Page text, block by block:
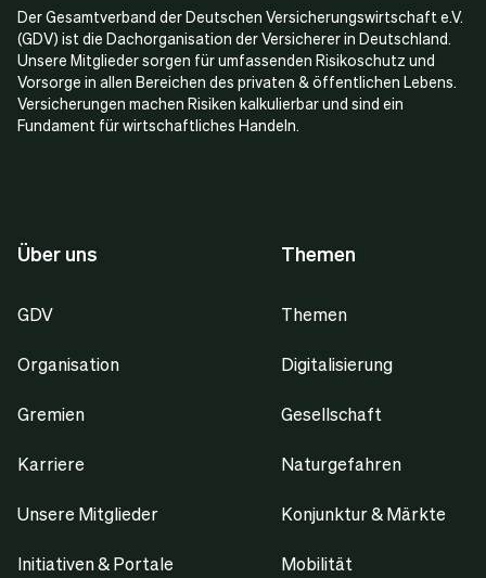
Der Gesamtverband der Deutschen Versicherungswirtschaft e.V.
(GDV) ist die Dachorganisation der Versicherer in Deutschland.
Unsere Mitglieder sorgen für umfassenden Risikoschutz und
Vorsorge in allen Bereichen des privaten & öffentlichen Lebens.
Versicherungen machen Risiken kalkulierbar und sind ein
Fundament für wirtschaftliches Handeln.
Über uns
GDV
Organisation
Gremien
Karriere
Unsere Mitglieder
Initiativen & Portale
Themen
Themen
Digitalisierung
Gesellschaft
Naturgefahren
Konjunktur & Märkte
Mobilität